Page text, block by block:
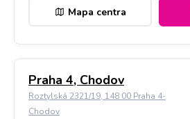
Mapa centra
Praha 4, Chodov
Roztylská 2321/19, 148 00 Praha 4-
Chodov